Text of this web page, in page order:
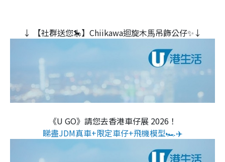
↓ 【社群送您🎠】Chiikawa迴旋木⾺吊飾公仔✨↓
《U GO》請您去香港車仔展 2026！
睇盡JDM真車+限定車仔+飛機模型🏎️✈️